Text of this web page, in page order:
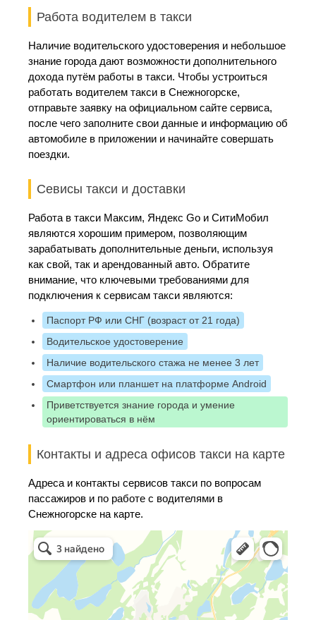
Работа водителем в такси
Наличие водительского удостоверения и небольшое
знание города дают возможности дополнительного
дохода путём работы в такси. Чтобы устроиться
работать водителем такси в Снежногорске,
отправьте заявку на официальном сайте сервиса,
после чего заполните свои данные и информацию об
автомобиле в приложении и начинайте совершать
поездки.
Севисы такси и доставки
Работа в такси Максим, Яндекс Go и СитиМобил
являются хорошим примером, позволяющим
зарабатывать дополнительные деньги, используя
как свой, так и арендованный авто. Обратите
внимание, что ключевыми требованиями для
подключения к сервисам такси являются:
Паспорт РФ или СНГ (возраст от 21 года)
Водительское удостоверение
Наличие водительского стажа не менее 3 лет
Смартфон или планшет на платформе Android
Приветствуется знание города и умение
ориентироваться в нём
Контакты и адреса офисов такси на карте
Адреса и контакты сервисов такси по вопросам
пассажиров и по работе с водителями в
Снежногорске на карте.